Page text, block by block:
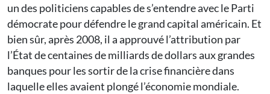
un des politiciens capables de s’entendre avec le Parti
démocrate pour défendre le grand capital américain. Et
bien sûr, après 2008, il a approuvé l’attribution par
l’État de centaines de milliards de dollars aux grandes
banques pour les sortir de la crise financière dans
laquelle elles avaient plongé l’économie mondiale.